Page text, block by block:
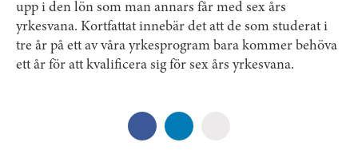
upp i den lön som man annars får med sex års
yrkesvana. Kortfattat innebär det att de som studerat i
tre år på ett av våra yrkesprogram bara kommer behöva
ett år för att kvalificera sig för sex års yrkesvana.